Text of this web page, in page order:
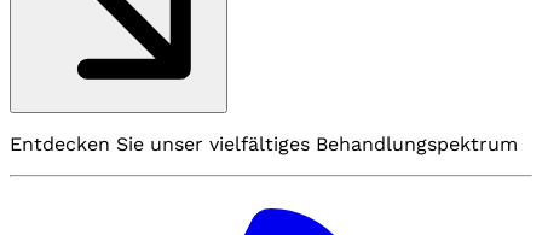
Entdecken Sie unser vielfältiges Behandlungspektrum